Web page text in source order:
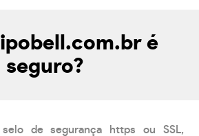
é
seguro?
de segurança https ou SSL,